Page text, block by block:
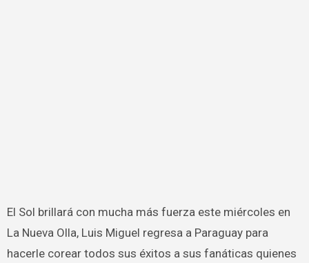
El Sol brillará con mucha más fuerza este miércoles en
La Nueva Olla, Luis Miguel regresa a Paraguay para
hacerle corear todos sus éxitos a sus fanáticas quienes